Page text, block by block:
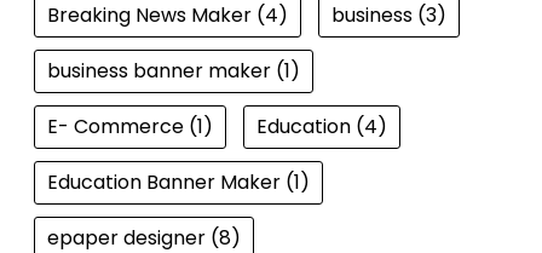
Breaking News Maker(4) business(3)
business banner maker(1)
E- Commerce(1) Education(4)
Education Banner Maker(1)
epaper designer(8)